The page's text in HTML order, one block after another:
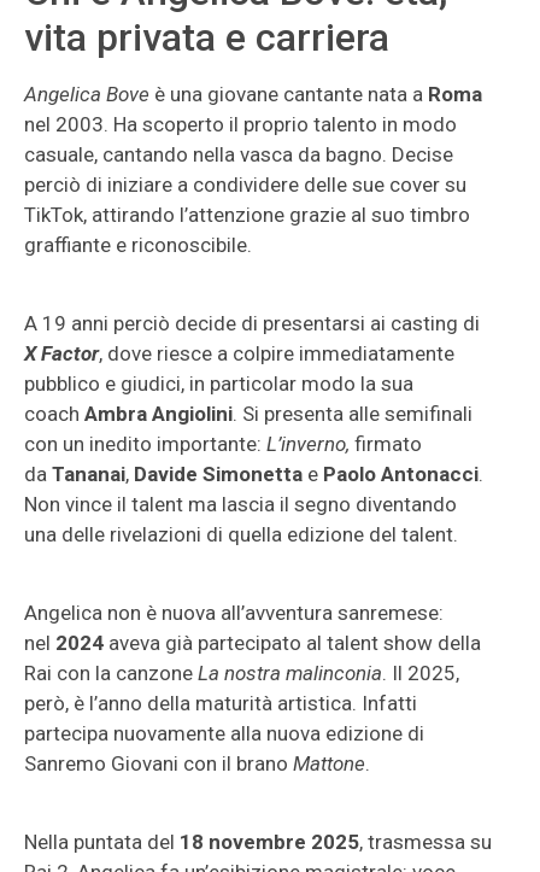
vita privata e carriera
Angelica Bove è una giovane cantante nata a Roma
nel 2003. Ha scoperto il proprio talento in modo
casuale, cantando nella vasca da bagno. Decise
perciò di iniziare a condividere delle sue cover su
TikTok, attirando l’attenzione grazie al suo timbro
graffiante e riconoscibile.
A 19 anni perciò decide di presentarsi ai casting di
X Factor, dove riesce a colpire immediatamente
pubblico e giudici, in particolar modo la sua
coach Ambra Angiolini. Si presenta alle semifinali
con un inedito importante: L’inverno, firmato
da Tananai, Davide Simonetta e Paolo Antonacci.
Non vince il talent ma lascia il segno diventando
una delle rivelazioni di quella edizione del talent.
Angelica non è nuova all’avventura sanremese:
nel 2024 aveva già partecipato al talent show della
Rai con la canzone La nostra malinconia. Il 2025,
però, è l’anno della maturità artistica. Infatti
partecipa nuovamente alla nuova edizione di
Sanremo Giovani con il brano Mattone.
Nella puntata del 18 novembre 2025, trasmessa su